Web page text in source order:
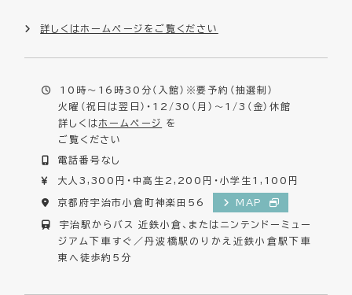
詳しくはホームページをご覧ください
10時～16時30分（入館）※要予約（抽選制）
火曜（祝日は翌日）・12/30（月）～1/3（金）休館
詳しくはホームページ を
ご覧ください
電話番号なし
大人3,300円・中高生2,200円・小学生1,100円
京都府宇治市小倉町神楽田56
MAP
宇治駅からバス 近鉄小倉、またはニンテンドーミュー
ジアム下車すぐ／丹波橋駅のりかえ近鉄小倉駅下車
東へ徒歩約5分